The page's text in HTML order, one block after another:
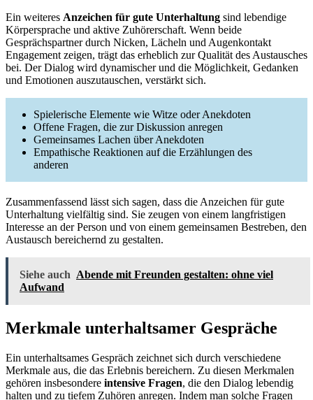
Ein weiteres Anzeichen für gute Unterhaltung sind lebendige
Körpersprache und aktive Zuhörerschaft. Wenn beide
Gesprächspartner durch Nicken, Lächeln und Augenkontakt
Engagement zeigen, trägt das erheblich zur Qualität des Austausches
bei. Der Dialog wird dynamischer und die Möglichkeit, Gedanken
und Emotionen auszutauschen, verstärkt sich.
Spielerische Elemente wie Witze oder Anekdoten
Offene Fragen, die zur Diskussion anregen
Gemeinsames Lachen über Anekdoten
Empathische Reaktionen auf die Erzählungen des
anderen
Zusammenfassend lässt sich sagen, dass die Anzeichen für gute
Unterhaltung vielfältig sind. Sie zeugen von einem langfristigen
Interesse an der Person und von einem gemeinsamen Bestreben, den
Austausch bereichernd zu gestalten.
Siehe auch Abende mit Freunden gestalten: ohne viel
Aufwand
Merkmale unterhaltsamer Gespräche
Ein unterhaltsames Gespräch zeichnet sich durch verschiedene
Merkmale aus, die das Erlebnis bereichern. Zu diesen Merkmalen
gehören insbesondere intensive Fragen, die den Dialog lebendig
halten und zu tiefem Zuhören anregen. Indem man solche Fragen